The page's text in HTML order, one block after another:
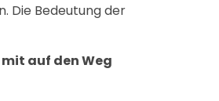
Die Bedeutung der
auf den Weg